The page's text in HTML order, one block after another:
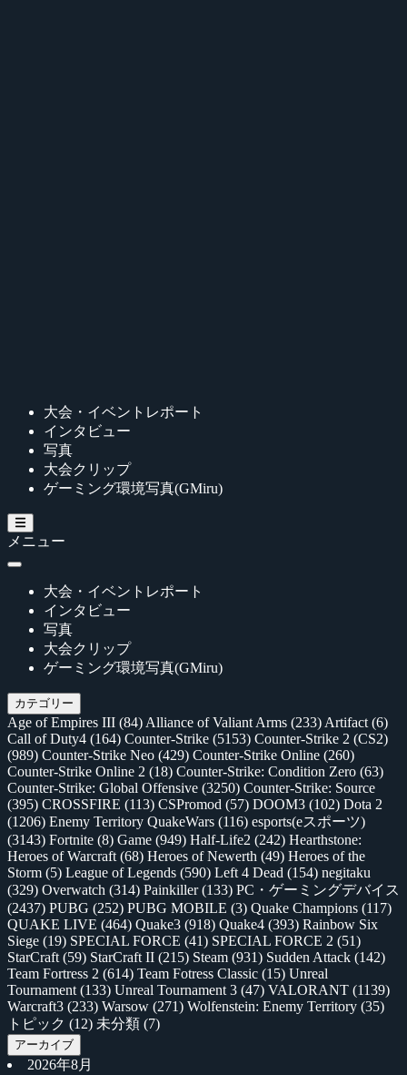
大会・イベントレポート
インタビュー
写真
大会クリップ
ゲーミング環境写真(GMiru)
メニュー
大会・イベントレポート
インタビュー
写真
大会クリップ
ゲーミング環境写真(GMiru)
カテゴリー
Age of Empires III (84) Alliance of Valiant Arms (233) Artifact (6)
Call of Duty4 (164) Counter-Strike (5153) Counter-Strike 2 (CS2)
(989) Counter-Strike Neo (429) Counter-Strike Online (260)
Counter-Strike Online 2 (18) Counter-Strike: Condition Zero (63)
Counter-Strike: Global Offensive (3250) Counter-Strike: Source
(395) CROSSFIRE (113) CSPromod (57) DOOM3 (102) Dota 2
(1206) Enemy Territory QuakeWars (116) esports(eスポーツ)
(3143) Fortnite (8) Game (949) Half-Life2 (242) Hearthstone:
Heroes of Warcraft (68) Heroes of Newerth (49) Heroes of the
Storm (5) League of Legends (590) Left 4 Dead (154) negitaku
(329) Overwatch (314) Painkiller(133) PC・ゲーミングデバイス
(2437) PUBG (252) PUBG MOBILE (3) Quake Champions (117)
QUAKE LIVE (464) Quake3 (918) Quake4 (393) Rainbow Six
Siege (19) SPECIAL FORCE (41) SPECIAL FORCE 2 (51)
StarCraft (59) StarCraft II (215) Steam (931) Sudden Attack (142)
Team Fortress 2 (614) Team Fotress Classic (15) Unreal
Tournament (133) Unreal Tournament 3 (47) VALORANT (1139)
Warcraft3 (233) Warsow (271) Wolfenstein: Enemy Territory (35)
トピック (12) 未分類 (7)
アーカイブ
2026年8月